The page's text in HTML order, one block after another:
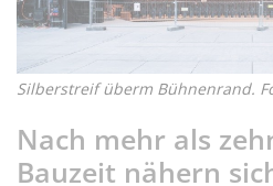
Silberstreif überm Bühnenrand.
Nach mehr als
Bauzeit nähern